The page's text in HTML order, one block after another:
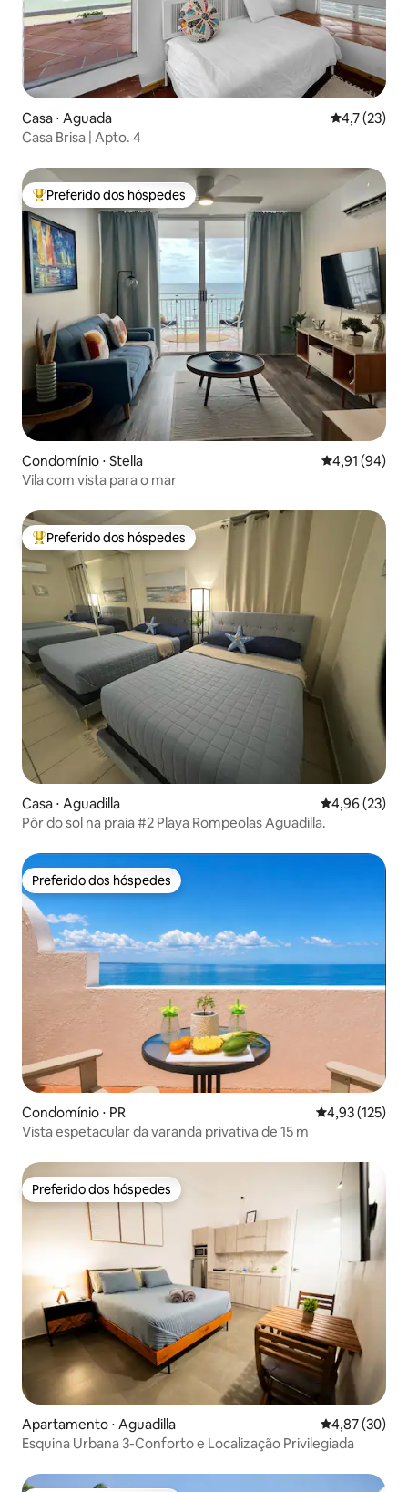
Casa ⋅ Aguada 4,7 de uma
4,7 (23)
Casa Brisa | Apto. 4
Entre os melhores preferidos dos hóspedes
Preferido dos hóspedes
Condomínio ⋅ Stella 4,91 de uma
4,91 (94)
Vila com vista para o mar
Entre os melhores preferidos dos hóspedes
Preferido dos hóspedes
Casa ⋅ Aguadilla 4,96 de uma
4,96 (23)
Pôr do sol na praia #2 Playa Rompeolas Aguadilla.
Preferido dos hóspedes
Preferido dos hóspedes
Condomínio ⋅ PR 4,93 de uma
4,93 (125)
Vista espetacular da varanda privativa de 15 m
Preferido dos hóspedes
Preferido dos hóspedes
Apartamento ⋅ Aguadilla 4,87 de uma
4,87 (30)
Esquina Urbana 3-Conforto e Localização Privilegiada